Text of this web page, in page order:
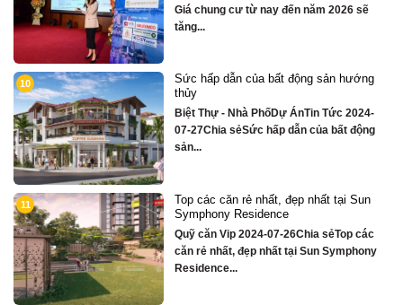
sẻCặp nhà phố 3 tầng sát sông Hàn Đà
Nẵng....
2
Chỉ hơn 16 tỷ – nhà phố 3 tầng bên
sông Hàn sở hữu tiện ích biệt thự trăm
tỷ
Quỹ căn VipTin Tức 2024-09-05Chia sẻ
Chỉ hơn 16 tỷ – nhà phố 3 tầng...
3
Biệt thự song lập mặt sông Hàn, trung
tâm Đà Nẵng ngay khán đài xem pháo
hoa DIFF
Quỹ căn VipTin Tức 2024-08-28Chia
sẻCHỈ DUY NHẤT 16 CĂN BIỆT THỰ 3